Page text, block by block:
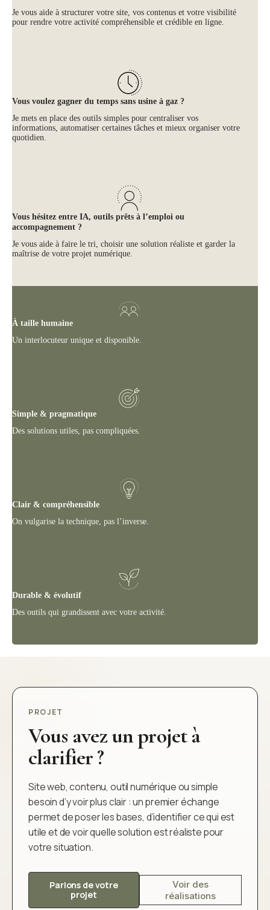
Je vous aide à structurer votre site, vos contenus et votre visibilité
pour rendre votre activité compréhensible et crédible en ligne.
Vous voulez gagner du temps sans usine à gaz ?
Je mets en place des outils simples pour centraliser vos
informations, automatiser certaines tâches et mieux organiser votre
quotidien.
Vous hésitez entre IA, outils prêts à l’emploi ou
accompagnement ?
Je vous aide à faire le tri, choisir une solution réaliste et garder la
maîtrise de votre projet numérique.
À taille humaine
Un interlocuteur unique et disponible.
Simple & pragmatique
Des solutions utiles, pas compliquées.
Clair & compréhensible
On vulgarise la technique, pas l’inverse.
Durable & évolutif
Des outils qui grandissent avec votre activité.
PROJET
Vous avez un projet à
clarifier ?
Site web, contenu, outil numérique ou simple
besoin d’y voir plus clair : un premier échange
permet de poser les bases, d’identifier ce qui est
utile et de voir quelle solution est réaliste pour
votre situation.
Parlons de votre
projet
Voir des
réalisations